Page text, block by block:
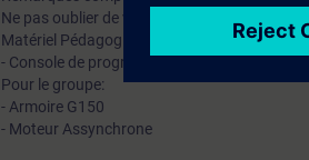
Ne pas oublier de vous munir de votre
Matériel Pédagogique (à titre indicatif par
- Console de programmation (STEP7, Wincc-
Pour le groupe:
- Armoire G150
- Moteur Assynchrone